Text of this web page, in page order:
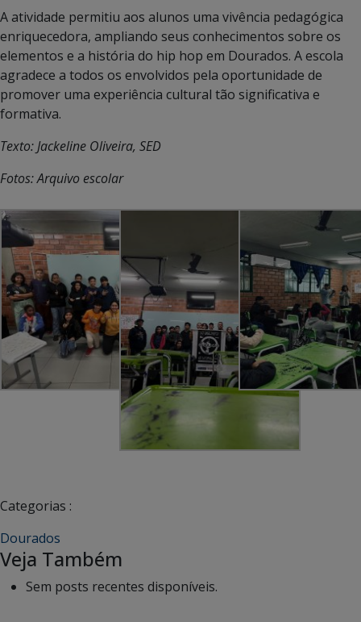
A atividade permitiu aos alunos uma vivência pedagógica
enriquecedora, ampliando seus conhecimentos sobre os
elementos e a história do hip hop em Dourados. A escola
agradece a todos os envolvidos pela oportunidade de
promover uma experiência cultural tão significativa e
formativa.
Texto: Jackeline Oliveira, SED
Fotos: Arquivo escolar
Categorias :
Dourados
Veja Também
Sem posts recentes disponíveis.